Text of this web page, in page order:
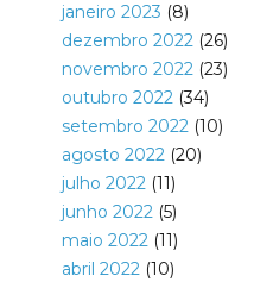
janeiro 2023 (8)
dezembro 2022(26)
novembro 2022(23)
outubro 2022(34)
setembro 2022(10)
agosto 2022(20)
julho 2022(11)
junho 2022(5)
maio 2022(11)
abril 2022(10)